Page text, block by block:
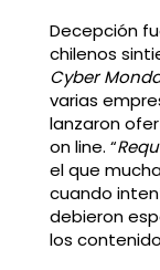
Decepción
chilenos
Cyber
varias
lanzaron
on line. “
el que
cuando
debieron
los